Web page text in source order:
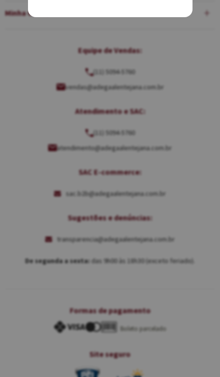
Minha Conta
Equipe de Vendas:
(11) 5094-5760
vendas@adegaalentejana.com.br
Atendimento e SAC:
(11) 5094-5760
atendimento@adegaalentejana.com.br
SAC E-commerce:
sac.b2b@adegaalentejana.com.br
Sugestões e denúncias:
transparencia@adegaalentejana.com.br
De segunda a sexta: das 9h00 às 18h30 (exceto feriado).
Formas de pagamento
Boleto parcelado
Site seguro